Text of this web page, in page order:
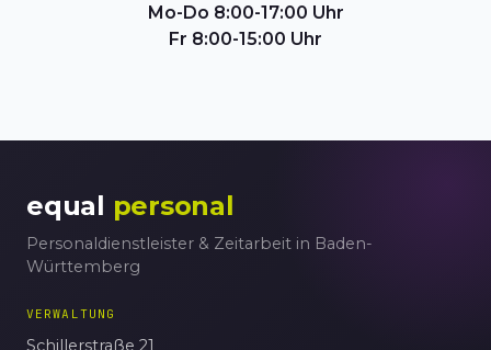
Mo-Do 8:00-17:00 Uhr
Fr 8:00-15:00 Uhr
equal personal
Personaldienstleister & Zeitarbeit in Baden-
Württemberg
VERWALTUNG
Schillerstraße 21